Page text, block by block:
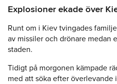
Explosioner ekade över
Runt om i Kiev tvingades
av missiler och drönare medan
staden.
Tidigt på morgonen kämpade
med att söka efter överlevande